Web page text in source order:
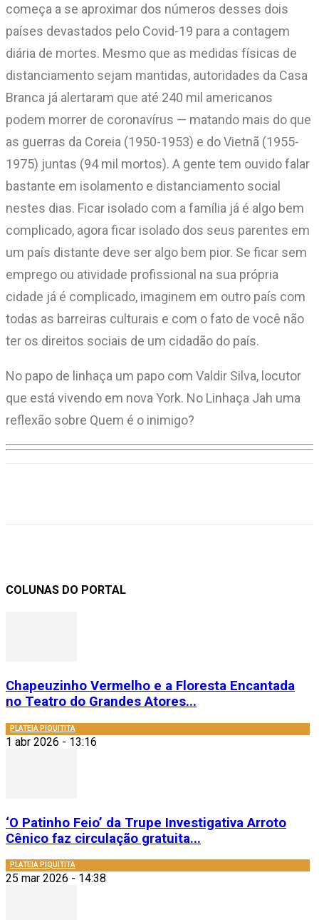
começa a se aproximar dos números desses dois
países devastados pelo Covid-19 para a contagem
diária de mortes. Mesmo que as medidas físicas de
distanciamento sejam mantidas, autoridades da Casa
Branca já alertaram que até 240 mil americanos
podem morrer de coronavírus — matando mais do que
as guerras da Coreia (1950-1953) e do Vietnã (1955-
1975) juntas (94 mil mortos). A gente tem ouvido falar
bastante em isolamento e distanciamento social
nestes dias. Ficar isolado com a família já é algo bem
complicado, agora ficar isolado dos seus parentes em
um país distante deve ser algo bem pior. Se ficar sem
emprego ou atividade profissional na sua própria
cidade já é complicado, imaginem em outro país com
todas as barreiras culturais e com o fato de você não
ter os direitos sociais de um cidadão do país.
No papo de linhaça um papo com Valdir Silva, locutor
que está vivendo em nova York. No Linhaça Jah uma
reflexão sobre Quem é o inimigo?
COLUNAS DO PORTAL
Chapeuzinho Vermelho e a Floresta Encantada
no Teatro do Grandes Atores...
PLATEIA PIQUITITA
1 abr 2026 - 13:16
‘O Patinho Feio’ da Trupe Investigativa Arroto
Cênico faz circulação gratuita...
PLATEIA PIQUITITA
25 mar 2026 - 14:38